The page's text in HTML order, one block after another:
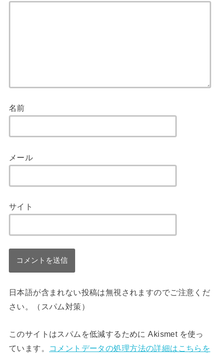
名前
メール
サイト
日本語が含まれない投稿は無視されますのでご注意くだ
さい。（スパム対策）
このサイトはスパムを低減するために Akismet を使っ
ています。
コメントデータの処理方法の詳細はこちらを